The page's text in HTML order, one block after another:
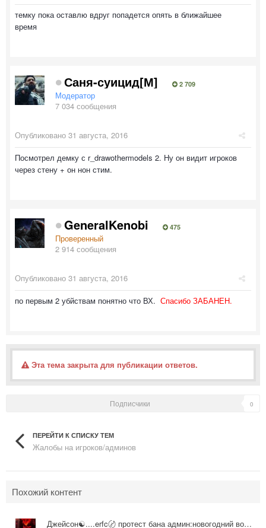
темку пока оставлю вдруг попадется опять в ближайшее
время
Саня-суицид[М] 2 709
Модератор
7 034 сообщения
Опубликовано 31 августа, 2016
Посмотрел демку с r_drawothermodels 2. Ну он видит игроков
через стену + он нон стим.
GeneralKenobi 475
Проверенный
2 914 сообщения
Опубликовано 31 августа, 2016
по первым 2 убйствам понятно что ВХ. Спасибо ЗАБАНЕН.
Эта тема закрыта для публикации ответов.
Подписчики 0
ПЕРЕЙТИ К СПИСКУ ТЕМ
Жалобы на игроков/админов
Похожий контент
Джейсон☯....erfc〄 протест бана админ:новогодний водни